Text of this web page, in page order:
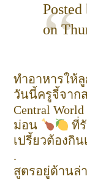
Posted
on
ทำอาหารให้
วันนี้ครูจี้จาก
Central
ม่อน
ที่
เปรี้ยวต้องกิ
.
สูตรอยู่ด้านล่